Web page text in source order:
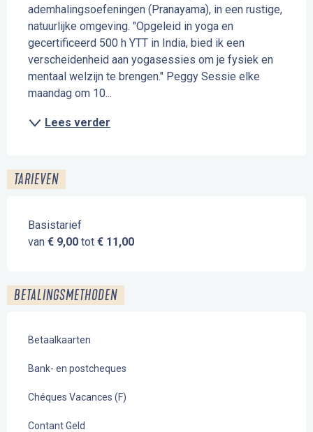
ademhalingsoefeningen (Pranayama), in een rustige,
natuurlijke omgeving. "Opgeleid in yoga en
gecertificeerd 500 h YTT in India, bied ik een
verscheidenheid aan yogasessies om je fysiek en
mentaal welzijn te brengen." Peggy Sessie elke
maandag om 10...
Lees verder
TARIEVEN
Basistarief
van € 9,00 tot € 11,00
BETALINGSMETHODEN
Betaalkaarten
Bank- en postcheques
Chéques Vacances (F)
Contant Geld